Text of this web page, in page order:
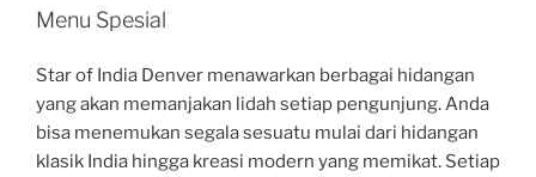
Menu Spesial
Star of India Denver menawarkan berbagai hidangan
yang akan memanjakan lidah setiap pengunjung. Anda
bisa menemukan segala sesuatu mulai dari hidangan
klasik India hingga kreasi modern yang memikat. Setiap